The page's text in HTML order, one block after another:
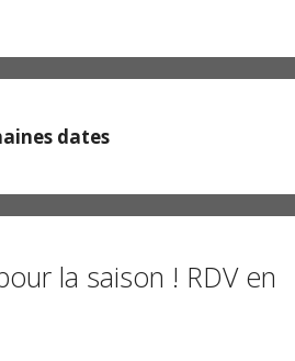
dates
la saison ! RDV en